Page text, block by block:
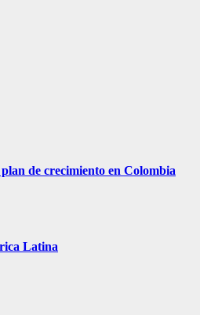
de crecimiento en Colombia
Latina